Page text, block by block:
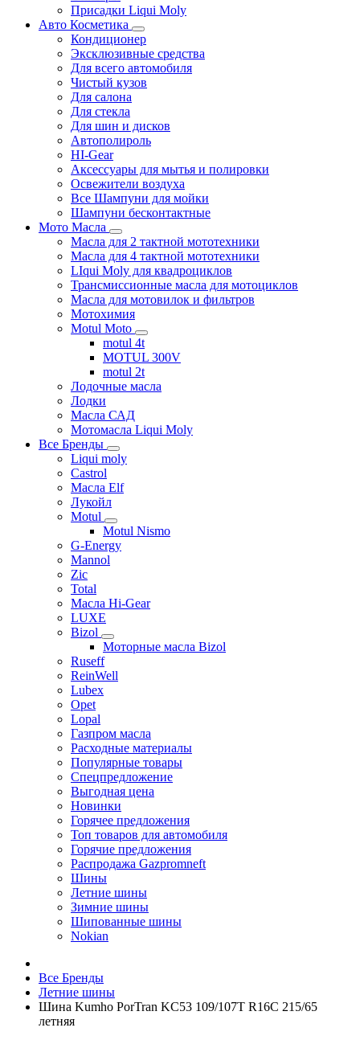
Присадки Liqui Moly
Авто Косметика
Кондиционер
Эксклюзивные средства
Для всего автомобиля
Чистый кузов
Для салона
Для стекла
Для шин и дисков
Автополироль
HI-Gear
Аксессуары для мытья и полировки
Освежители воздуха
Все Шампуни для мойки
Шампуни бесконтактные
Мото Масла
Масла для 2 тактной мототехники
Масла для 4 тактной мототехники
LIqui Moly для квадроциклов
Трансмиссионные масла для мотоциклов
Масла для мотовилок и фильтров
Мотохимия
Motul Moto
motul 4t
MOTUL 300V
motul 2t
Лодочные масла
Лодки
Масла САД
Мотомасла Liqui Moly
Все Бренды
Liqui moly
Castrol
Масла Elf
Лукойл
Motul
Motul Nismo
G-Energy
Mannol
Zic
Total
Масла Hi-Gear
LUXE
Bizol
Моторные масла Bizol
Ruseff
ReinWell
Lubex
Opet
Lopal
Газпром масла
Расходные материалы
Популярные товары
Спецпредложение
Выгодная цена
Новинки
Горячее предложения
Топ товаров для автомобиля
Горячие предложения
Распродажа Gazpromneft
Шины
Летние шины
Зимние шины
Шипованные шины
Nokian
Все Бренды
Летние шины
Шина Kumho PorTran KC53 109/107T R16C 215/65
летняя